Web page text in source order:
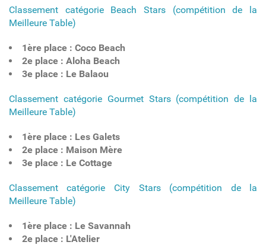
Classement catégorie Beach Stars (compétition de la
Meilleure Table)
1ère place : Coco Beach
2e place : Aloha Beach
3e place : Le Balaou
Classement catégorie Gourmet Stars (compétition de la
Meilleure Table)
1ère place : Les Galets
2e place : Maison Mère
3e place : Le Cottage
Classement catégorie City Stars (compétition de la
Meilleure Table)
1ère place : Le Savannah
2e place : L'Atelier